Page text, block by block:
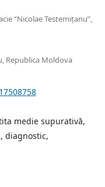
“Nicolae Testemiţanu”,
Republica Moldova
medie supurativă,
diagnostic,